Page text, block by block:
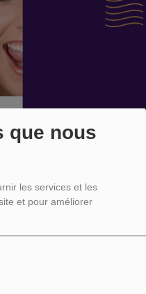
que nous
les services et les
et pour améliorer